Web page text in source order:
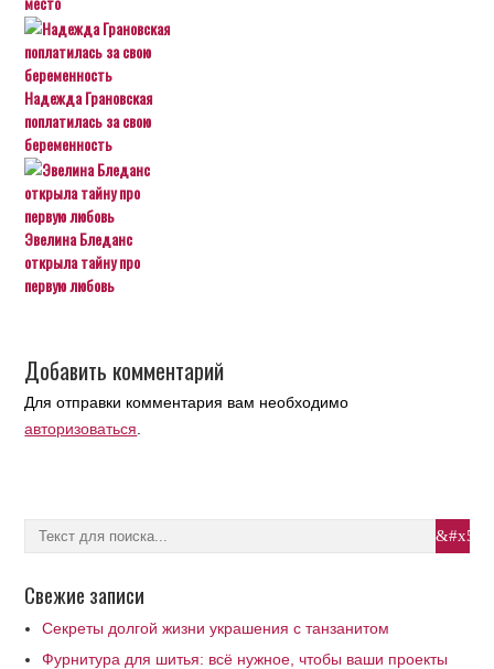
Надежда Грановская
поплатилась за свою
беременность
Эвелина Бледанс
открыла тайну про
первую любовь
Добавить комментарий
Для отправки комментария вам необходимо
авторизоваться
Свежие записи
Секреты долгой жизни украшения с танзанитом
Фурнитура для шитья: всё нужное, чтобы ваши проекты